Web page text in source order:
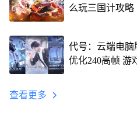
么玩三国计攻略
代号：云端电
优化240高帧 游
查看更多